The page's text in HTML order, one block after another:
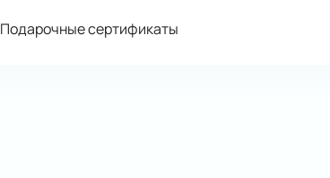
Подарочные сертификаты